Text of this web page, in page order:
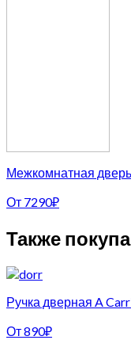
Межкомнатная
От 7290₽
Также
Ручка дверная A
От890₽